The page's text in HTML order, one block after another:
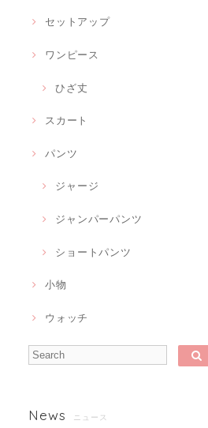
セットアップ
ワンピース
ひざ丈
スカート
パンツ
ジャージ
ジャンパーパンツ
ショートパンツ
小物
ウォッチ
News ニュース